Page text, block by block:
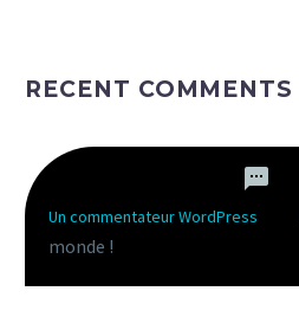
RECENT COMMENTS
Un commentateur WordPress
monde !